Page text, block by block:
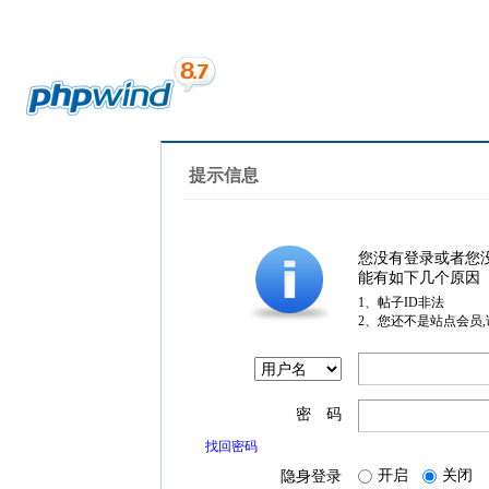
提示信息
您没有登录或者您
能有如下几个原因
1、帖子ID非法
2、您还不是站点会员
密 码
找回密码
隐身登录 开启 关闭